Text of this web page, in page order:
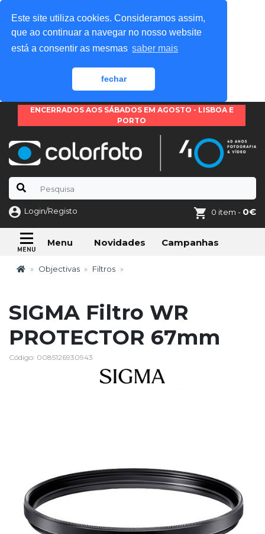
Este site utiliza cookies. Consideramos assim,
que ao continuar a navegar no nosso website
está a consentir as mesmas saber mais
fechar
ENCERRADOS AOS SÁBADOS EM AGOSTO - LISBOA E
PORTO
Login/Registo 0 item - 0€
Menu Novidades Campanhas
Objectivas Filtros
SIGMA Filtro WR
PROTECTOR 67mm
Código: 0085126930943